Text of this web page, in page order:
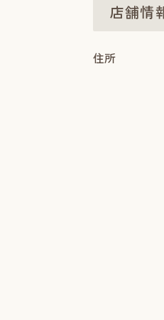
店舗情
住所